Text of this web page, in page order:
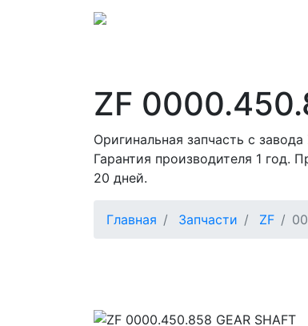
ZF
Оригинальная запчасть с
Гарантия производителя 1 год.
20 дней.
Главная Запчасти ZF